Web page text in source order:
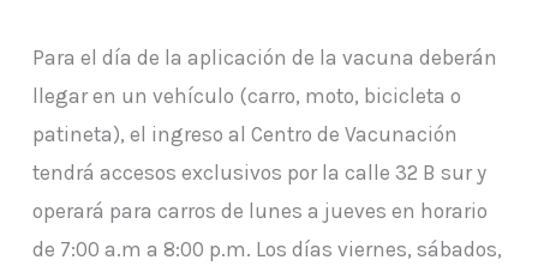
Para el día de la aplicación de la vacuna deberán
llegar en un vehículo (carro, moto, bicicleta o
patineta), el ingreso al Centro de Vacunación
tendrá accesos exclusivos por la calle 32 B sur y
operará para carros de lunes a jueves en horario
de 7:00 a.m a 8:00 p.m. Los días viernes, sábados,